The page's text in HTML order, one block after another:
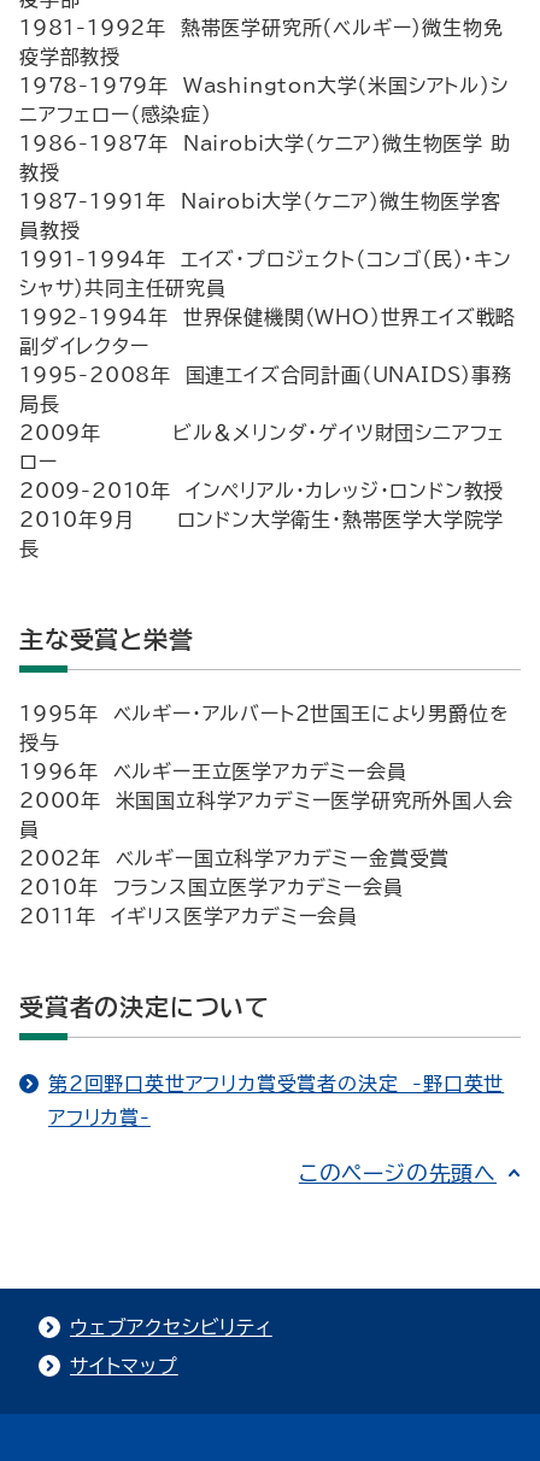
1981-1992年 熱帯医学研究所（ベルギー）微生物免
疫学部教授
1978-1979年 Washington大学（米国シアトル）シ
ニアフェロー（感染症）
1986-1987年 Nairobi大学（ケニア）微生物医学 助
教授
1987-1991年 Nairobi大学（ケニア）微生物医学客
員教授
1991-1994年 エイズ・プロジェクト（コンゴ（民）・キン
シャサ）共同主任研究員
1992-1994年 世界保健機関（WHO）世界エイズ戦略
副ダイレクター
1995-2008年 国連エイズ合同計画（UNAIDS）事務
局長
2009年 ビル＆メリンダ・ゲイツ財団シニアフェ
ロー
2009-2010年 インペリアル・カレッジ・ロンドン教授
2010年9月 ロンドン大学衛生・熱帯医学大学院学
長
主な受賞と栄誉
1995年 ベルギー・アルバート２世国王により男爵位を
授与
1996年 ベルギー王立医学アカデミー会員
2000年 米国国立科学アカデミー医学研究所外国人会
員
2002年 ベルギー国立科学アカデミー金賞受賞
2010年 フランス国立医学アカデミー会員
2011年 イギリス医学アカデミー会員
受賞者の決定について
第2回野口英世アフリカ賞受賞者の決定 -野口英世
アフリカ賞-
このページの先頭へ
ウェブアクセシビリティ
サイトマップ